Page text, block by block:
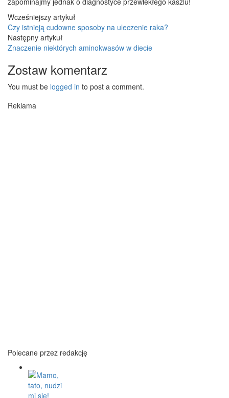
Wcześniejszy artykuł
Czy istnieją cudowne sposoby na uleczenie raka?
Następny artykuł
Znaczenie niektórych aminokwasów w diecie
Zostaw komentarz
You must be logged in to post a comment.
Reklama
Polecane przez redakcję